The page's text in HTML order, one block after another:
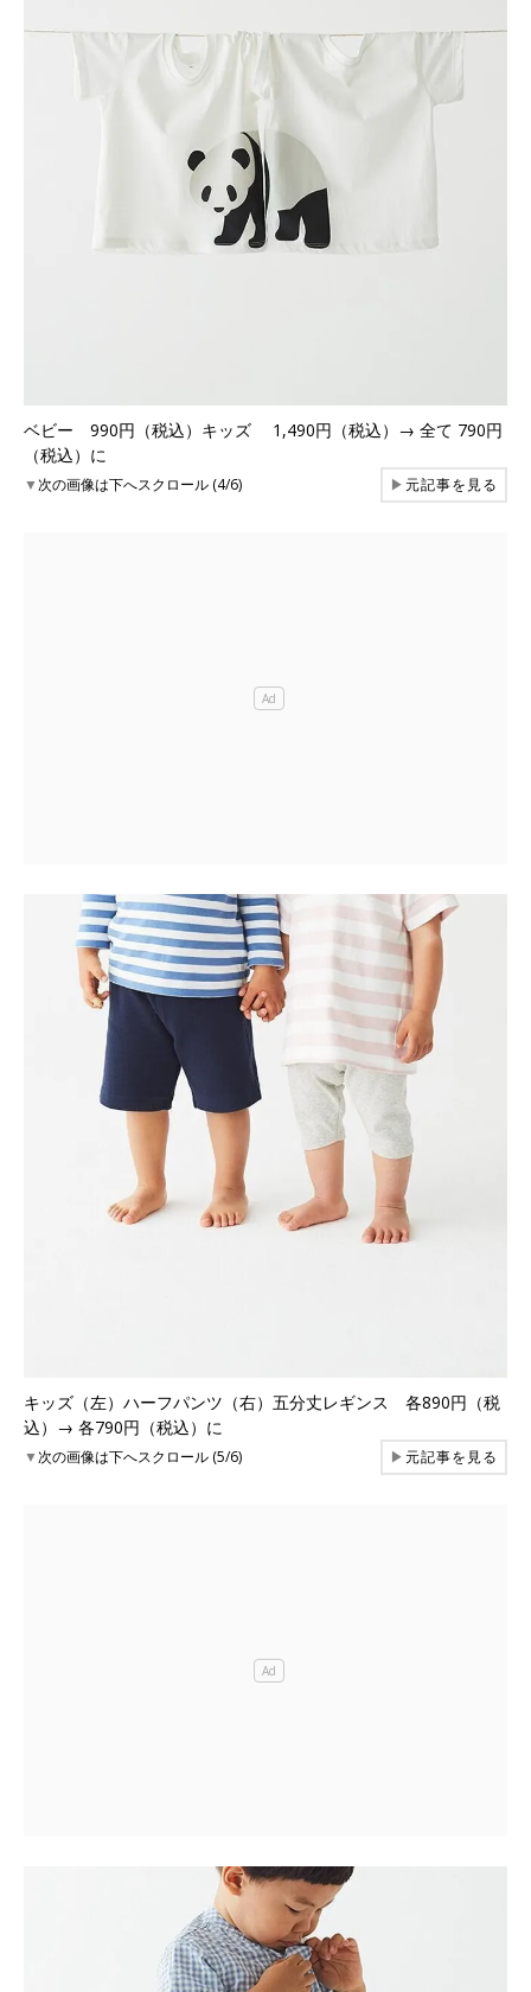
ベビー 990円（税込）キッズ 1,490円（税込）→ 全て 790円
（税込）に
▼次の画像は下へスクロール (4/6) ▶元記事を見る
キッズ（左）ハーフパンツ（右）五分丈レギンス 各890円（税
込）→ 各790円（税込）に
▼次の画像は下へスクロール (5/6) ▶元記事を見る